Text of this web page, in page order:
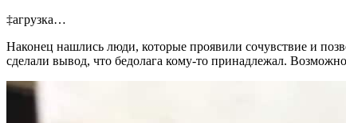
‡агрузка…
Наконец нашлись люди, которые проявили сочувствие и
сделали вывод, что бедолага кому-то принадлежал.